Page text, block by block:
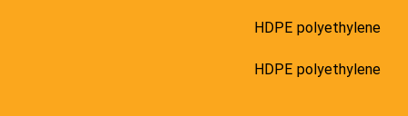
HDPE polyethylene
HDPE polyethylene